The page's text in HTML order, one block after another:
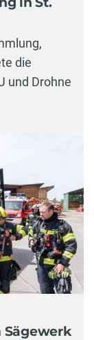
die
und Drohne
Sägewerk